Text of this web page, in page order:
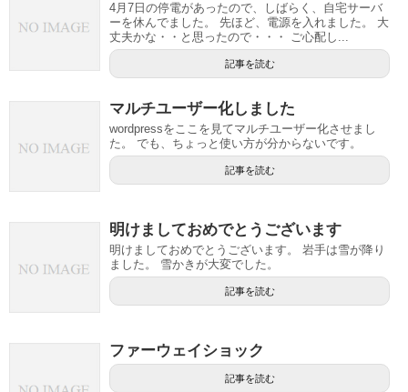
4月7日の停電があったので、しばらく、自宅サーバ
ーを休んでました。 先ほど、電源を入れました。 大
丈夫かな・・と思ったので・・・ ご心配し...
記事を読む
マルチユーザー化しました
wordpressをここを見てマルチユーザー化させまし
た。 でも、ちょっと使い方が分からないです。
記事を読む
明けましておめでとうございます
明けましておめでとうございます。 岩手は雪が降り
ました。 雪かきが大変でした。
記事を読む
ファーウェイショック
記事を読む